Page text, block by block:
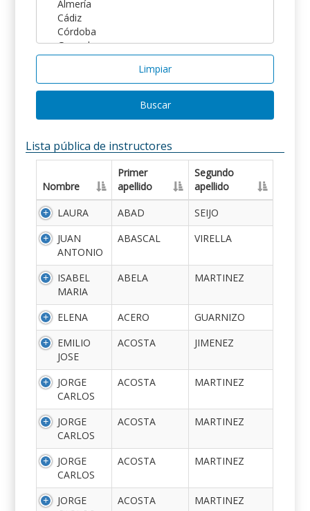
Limpiar
Buscar
Lista pública de instructores
Nombre
Primer
apellido
Segundo
apellido
LAURA
ABAD
SEIJO
JUAN
ANTONIO
ABASCAL VIRELLA
ISABEL
MARIA
ABELA MARTINEZ
ELENA ACERO
GUARNIZO
EMILIO
JOSE
ACOSTA JIMENEZ
JORGE
CARLOS
ACOSTA MARTINEZ
JORGE
CARLOS
ACOSTA MARTINEZ
JORGE
CARLOS
ACOSTA MARTINEZ
JORGE
ACOSTA MARTINEZ